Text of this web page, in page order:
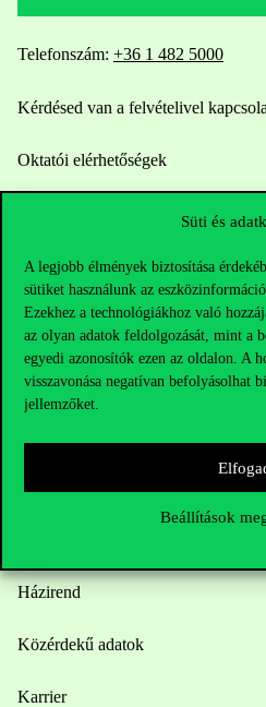
Süti és
A legjobb élmények biztosítása
sütiket használunk az
Ezekhez a technológiákhoz való
az olyan adatok feldolgozását, mint a
egyedi azonosítók ezen az oldalon. A
visszavonása negatívan befolyásolhat
jellemzőket.
Beállítások
Telefonszám: +36 1 482 5000
Kérdésed van a felvételivel
Oktatói elérhetőségek
HUB jelenlegi hallgatóinknak
Sajtó:press@uni-corvinus.hu
Hasznos linkek
Házirend
Közérdekű adatok
Karrier